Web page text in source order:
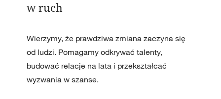
w ruch
Wierzymy, że prawdziwa zmiana zaczyna się
od ludzi. Pomagamy odkrywać talenty,
budować relacje na lata i przekształcać
wyzwania w szanse.